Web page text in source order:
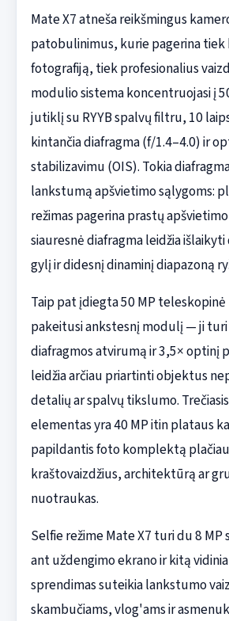
Mate X7 atneša reikšmingus
patobulinimus, kurie pagerina tiek
fotografiją, tiek profesionalius
modulio sistema koncentruojasi į
jutiklį su RYYB spalvų filtru, 10
kintančia diafragma (f/1.4–4.0) ir
stabilizavimu (OIS). Tokia
lankstumą apšvietimo sąlygoms:
režimas pagerina prastų
siauresnė diafragma leidžia
gylį ir didesnį dinaminį diapazoną
Taip pat įdiegta 50 MP
pakeitusi ankstesnį modulį — ji
diafragmos atvirumą ir 3,5× optinį
leidžia arčiau priartinti objektus
detalių ar spalvų tikslumo.
elementas yra 40 MP itin plataus
papildantis foto komplektą
kraštovaizdžius, architektūrą ar
nuotraukas.
Selfie režime Mate X7 turi du 8 MP
ant uždengimo ekrano ir kitą
sprendimas suteikia lankstumo
skambučiams, vlog'ams ir